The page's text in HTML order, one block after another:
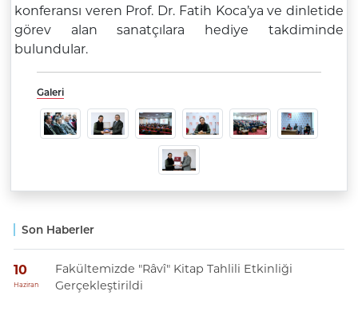
Son Haberler
10
Haziran
Fakültemizde "Râvî" Kitap Tahlili Etkinliği
Gerçekleştirildi
konferansı veren Prof. Dr. Fatih Koca’ya ve dinletide
görev alan sanatçılara hediye takdiminde
bulundular.
Galeri